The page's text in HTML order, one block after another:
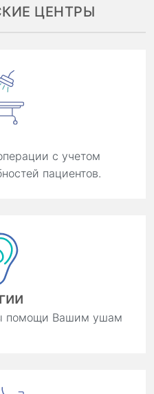
ЦЕНТРЫ
с учетом
пациентов.
помощи Вашим ушам